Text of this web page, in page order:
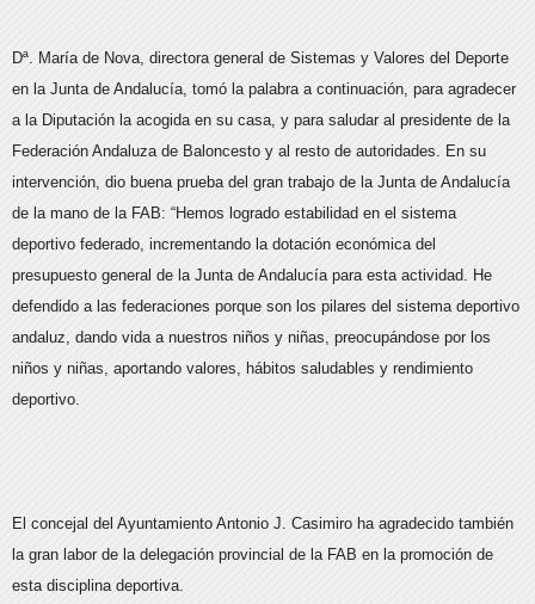
Dª. María de Nova, directora general de Sistemas y Valores del Deporte
en la Junta de Andalucía, tomó la palabra a continuación, para agradecer
a la Diputación la acogida en su casa, y para saludar al presidente de la
Federación Andaluza de Baloncesto y al resto de autoridades. En su
intervención, dio buena prueba del gran trabajo de la Junta de Andalucía
de la mano de la FAB: “Hemos logrado estabilidad en el sistema
deportivo federado, incrementando la dotación económica del
presupuesto general de la Junta de Andalucía para esta actividad. He
defendido a las federaciones porque son los pilares del sistema deportivo
andaluz, dando vida a nuestros niños y niñas, preocupándose por los
niños y niñas, aportando valores, hábitos saludables y rendimiento
deportivo.
El concejal del Ayuntamiento Antonio J. Casimiro ha agradecido también
la gran labor de la delegación provincial de la FAB en la promoción de
esta disciplina deportiva.